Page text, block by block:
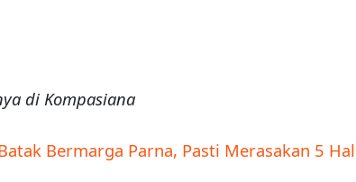
di Kompasiana
Bermarga Parna, Pasti Merasakan 5 Hal